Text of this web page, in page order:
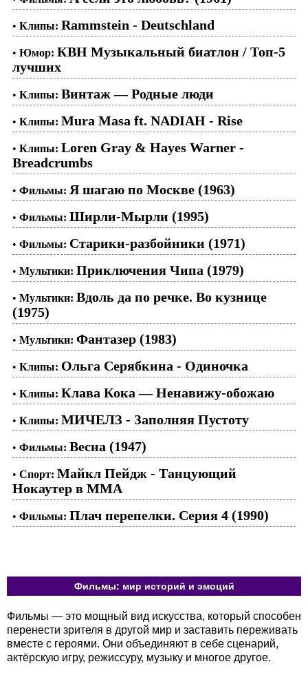
• Клипы: Rammstein - Deutschland
• Юмор: КВН Музыкальный биатлон / Топ-5
лучших
• Клипы: Винтаж — Родные люди
• Клипы: Mura Masa ft. NADIAH - Rise
• Клипы: Loren Gray & Hayes Warner -
Breadcrumbs
• Фильмы: Я шагаю по Москве (1963)
• Фильмы: Ширли-Мырли (1995)
• Фильмы: Старики-разбойники (1971)
• Мультики: Приключения Чипа (1979)
• Мультики: Вдоль да по речке. Во кузнице
(1975)
• Мультики: Фантазер (1983)
• Клипы: Ольга Серябкина - Одиночка
• Клипы: Клава Кока — Ненавижу-обожаю
• Клипы: МИЧЕЛЗ - Заполняя Пустоту
• Фильмы: Весна (1947)
• Спорт: Майкл Пейдж - Танцующий
Нокаутер в ММА
• Фильмы: Плач перепелки. Серия 4 (1990)
Фильмы: мир историй и эмоций
Фильмы — это мощный вид искусства, который способен
перенести зрителя в другой мир и заставить переживать
вместе с героями. Они объединяют в себе сценарий,
актёрскую игру, режиссуру, музыку и многое другое.